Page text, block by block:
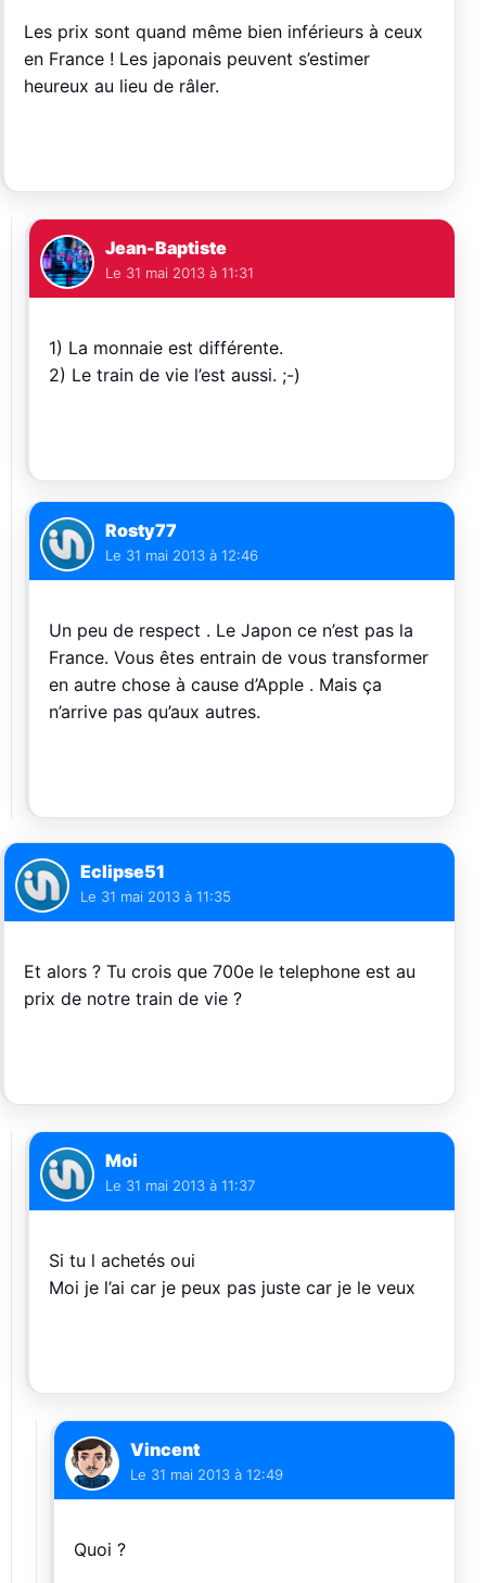
Les prix sont quand même bien inférieurs à ceux
en France ! Les japonais peuvent s’estimer
heureux au lieu de râler.
Jean-Baptiste
Le 31 mai 2013 à 11:31
1) La monnaie est différente.
2) Le train de vie l’est aussi. ;-)
Rosty77
Le 31 mai 2013 à 12:46
Un peu de respect . Le Japon ce n’est pas la
France. Vous êtes entrain de vous transformer
en autre chose à cause d’Apple . Mais ça
n’arrive pas qu’aux autres.
Eclipse51
Le 31 mai 2013 à 11:35
Et alors ? Tu crois que 700e le telephone est au
prix de notre train de vie ?
Moi
Le 31 mai 2013 à 11:37
Si tu l achetés oui
Moi je l’ai car je peux pas juste car je le veux
Vincent
Le 31 mai 2013 à 12:49
Quoi ?